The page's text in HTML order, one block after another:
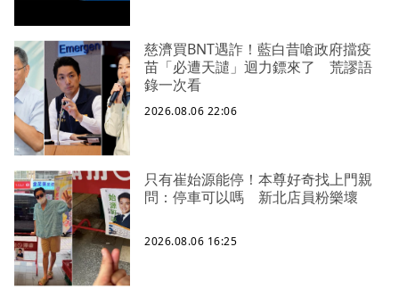
慈濟買BNT遇詐！藍白昔嗆政府擋疫
苗「必遭天譴」迴力鏢來了 荒謬語
錄一次看
2026.08.06 22:06
只有崔始源能停！本尊好奇找上門親
問：停車可以嗎 新北店員粉樂壞
2026.08.06 16:25